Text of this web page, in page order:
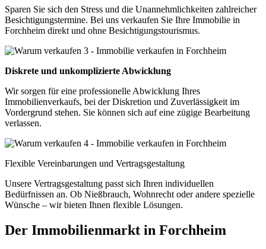
Sparen Sie sich den Stress und die Unannehmlichkeiten zahlreicher
Besichtigungstermine. Bei uns verkaufen Sie Ihre Immobilie in
Forchheim direkt und ohne Besichtigungstourismus.
Diskrete und unkomplizierte Abwicklung
Wir sorgen für eine professionelle Abwicklung Ihres
Immobilienverkaufs, bei der Diskretion und Zuverlässigkeit im
Vordergrund stehen. Sie können sich auf eine zügige Bearbeitung
verlassen.
Flexible Vereinbarungen und Vertragsgestaltung
Unsere Vertragsgestaltung passt sich Ihren individuellen
Bedürfnissen an. Ob Nießbrauch, Wohnrecht oder andere spezielle
Wünsche – wir bieten Ihnen flexible Lösungen.
Der Immobilienmarkt in Forchheim